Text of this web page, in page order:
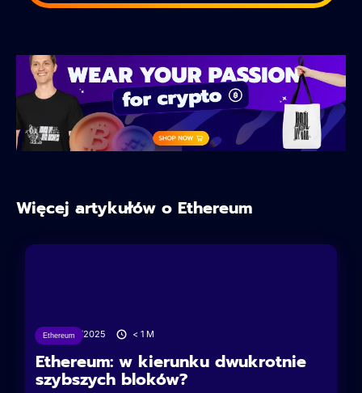
Więcej artykułów o Ethereum
Ethereum
24/06/2025 < 1 M
Ethereum: w kierunku dwukrotnie
szybszych bloków?